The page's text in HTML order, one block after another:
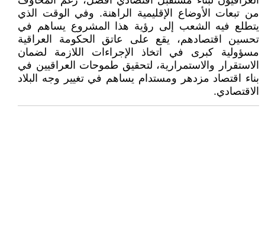
من تبعات الأوضاع الإقليمية الراهنة. وفي الوقت الذي
يتطلع فيه الشعب إلى رؤية هذا المشروع يساهم في
تحسين اقتصادهم، يقع على عاتق الحكومة العراقية
مسؤولية كبرى في اتخاذ الإجراءات اللازمة لضمان
الاستقرار والاستمرارية، لتحقيق طموحات العراقيين في
بناء اقتصاد مزدهر ومستدام يساهم في تغيير وجه البلاد
الاقتصادي.